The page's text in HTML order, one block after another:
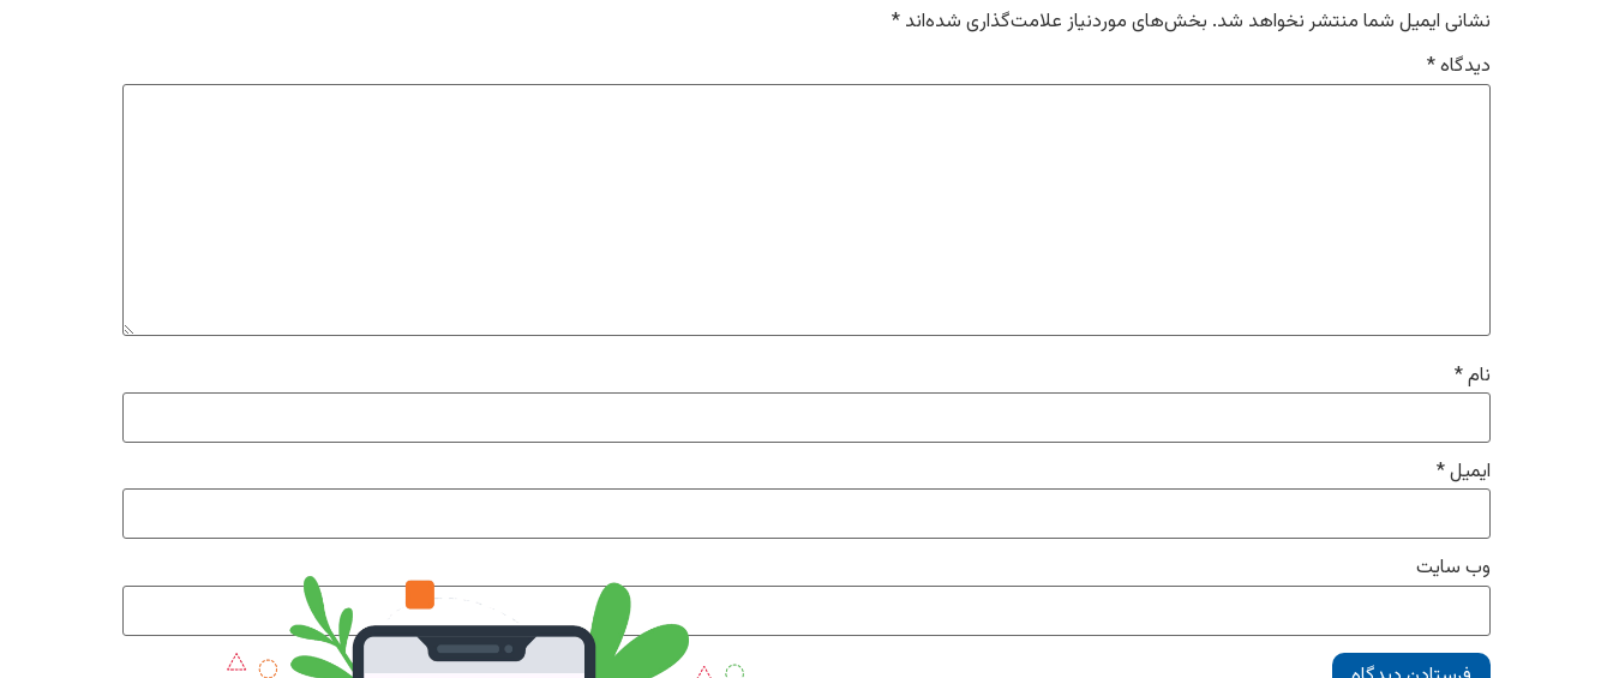
نشانی ایمیل شما منتشر نخواهد شد. بخش‌های موردنیاز علامت‌گذاری شده‌اند *
دیدگاه*
نام*
ایمیل*
وب‌ سایت